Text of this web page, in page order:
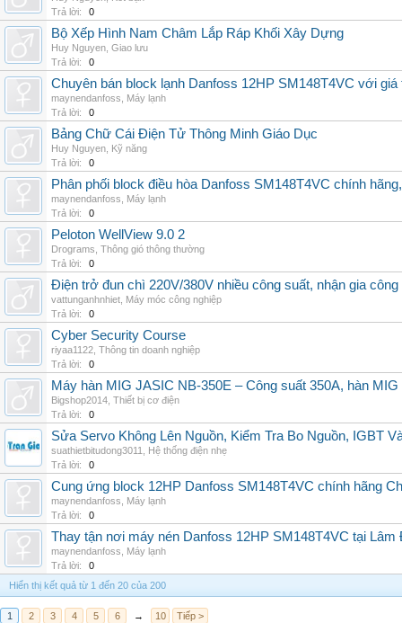
Trả lời:
0
Bộ Xếp Hình Nam Châm Lắp Ráp Khối Xây Dựng
Huy Nguyen Giao lưu
Trả lời:
0
Chuyên bán block lạnh Danfoss 12HP SM148T4VC với
maynendanfoss
Máy lạnh
Trả lời:
0
Bảng Chữ Cái Điện Tử Thông Minh Giáo Dục
Huy Nguyen Kỹ năng
Trả lời:
0
Phân phối block điều hòa Danfoss SM148T4VC chính
maynendanfoss
Máy lạnh
Trả lời:
0
Peloton WellView 9.0 2
Drograms Thông gió thông thường
Trả lời:
0
Điện trở đun chì 220V/380V nhiều công suất, nhận gia
vattunganhnhiet Máy móc công nghiệp
Trả lời:
0
Cyber Security Course
riyaa1122 Thông tin doanh nghiệp
Trả lời:
0
Máy hàn MIG JASIC NB-350E – Công suất 350A, hàn
Bigshop2014 Thiết bị cơ điện
Trả lời:
0
Sửa Servo Không Lên Nguồn, Kiểm Tra Bo Nguồn, IGBT
suathietbitudong3011
Hệ thống điện nhẹ
Trả lời:
0
Cung ứng block 12HP Danfoss SM148T4VC chính hãng
maynendanfoss
Máy lạnh
Trả lời:
0
Thay tận nơi máy nén Danfoss 12HP SM148T4VC tại
maynendanfoss
Máy lạnh
Trả lời:
0
Hiển thị kết quả từ 1 đến 20 của 200
1 2 3 4 5 6 → 10 Tiếp >